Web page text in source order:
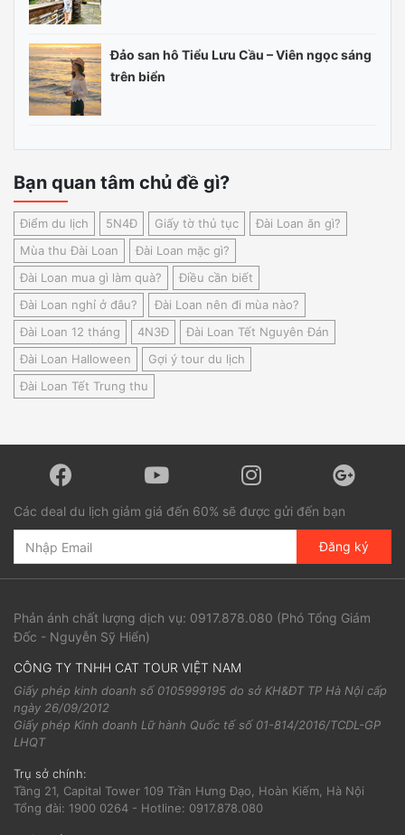
Đảo san hô Tiểu Lưu Cầu – Viên ngọc sáng
trên biển
Bạn quan tâm chủ đề gì?
Điểm du lịch 5N4Đ Giấy tờ thủ tục
Đài Loan ăn gì?
Mùa thu Đài Loan
Đài Loan mặc gì?
Đài Loan mua gì làm quà?
Điều cần biết
Đài Loan nghỉ ở đâu?
Đài Loan nên đi mùa nào?
Đài Loan 12 tháng
4N3Đ
Đài Loan Tết Nguyên Đán
Đài Loan Halloween
Gợi ý tour du lịch
Đài Loan Tết Trung thu
Các deal du lịch giảm giá đến 60% sẽ được gửi đến bạn
Đăng ký
Phản ánh chất lượng dịch vụ: 0917.878.080 (Phó Tổng Giám
Đốc - Nguyễn Sỹ Hiển)
CÔNG TY TNHH CAT TOUR VIỆT NAM
Giấy phép kinh doanh số 0105999195 do sở KH&ĐT TP Hà Nội cấp
ngày 26/09/2012
Giấy phép Kinh doanh Lữ hành Quốc tế số 01-814/2016/TCDL-GP
LHQT
Trụ sở chính:
Tầng 21, Capital Tower 109 Trần Hưng Đạo, Hoàn Kiếm, Hà Nội
Tổng đài: 1900 0264 - Hotline: 0917.878.080